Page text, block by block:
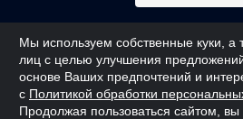
АО «КРОКУС» 2018 - 2026 |
Создано
Мы используем собственные куки, а
лиц с целью улучшения
основе Ваших предпочтений и
с Политикой обработки
Продолжая пользоваться сайтом, вы